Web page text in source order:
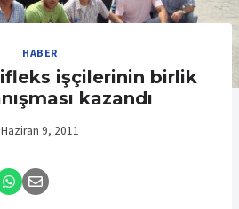
HABER
işçilerinin birlik
kazandı
Haziran 9, 2011